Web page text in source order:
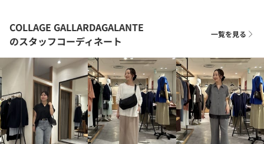
COLLAGE GALLARDAGALANTE
のスタッフコーディネート
一覧を見る